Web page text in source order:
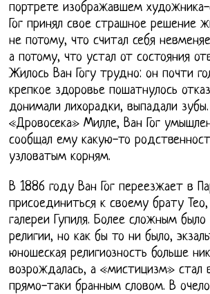
портрете изображавшем
Гог принял свое страшное решение
не потому, что считал себя
а потому, что устал от состояния
Жилось Ван Гогу трудно: он почти
крепкое здоровье пошатнулось
донимали лихорадки, выпадали
«Дровосека» Милле, Ван Гог
сообщал ему какую-то
узловатым корням.
В 1886 году Ван Гог переезжает в
присоединиться к своему брату
галереи Гупиля. Более сложным
религии, но как бы то ни было,
юношеская религиозность больше
возрождалась, а «мистицизм» стал
прямо-таки бранным словом. В